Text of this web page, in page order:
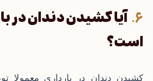
آیا کشیدن دندان در
است؟
کشیدن دندان در بارداری معمولا